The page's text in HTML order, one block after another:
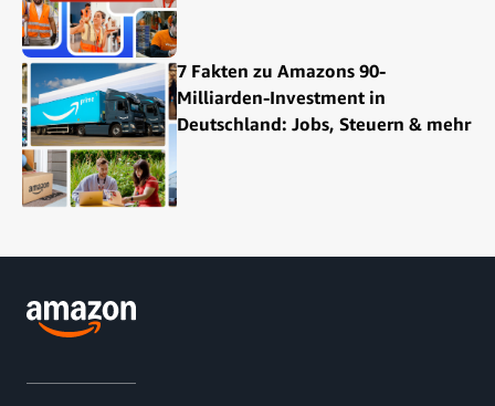
7 Fakten zu Amazons 90-
Milliarden-Investment in
Deutschland: Jobs, Steuern & mehr